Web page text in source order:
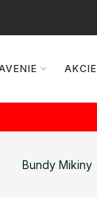
AKCIE
Bundy Mikiny